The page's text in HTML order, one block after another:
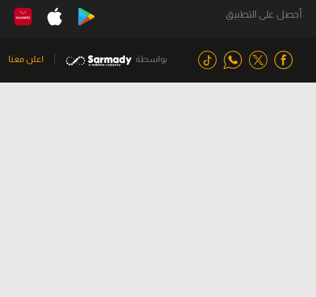
أحصل على التطبيق
بواسطة اعلن معنا